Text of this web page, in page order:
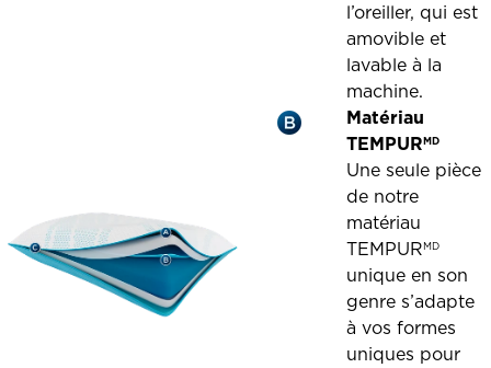
l’oreiller, qui est
amovible et
lavable à la
machine.
Matériau
TEMPURMD
Une seule pièce
de notre
matériau
TEMPURMD
unique en son
genre s’adapte
à vos formes
uniques pour